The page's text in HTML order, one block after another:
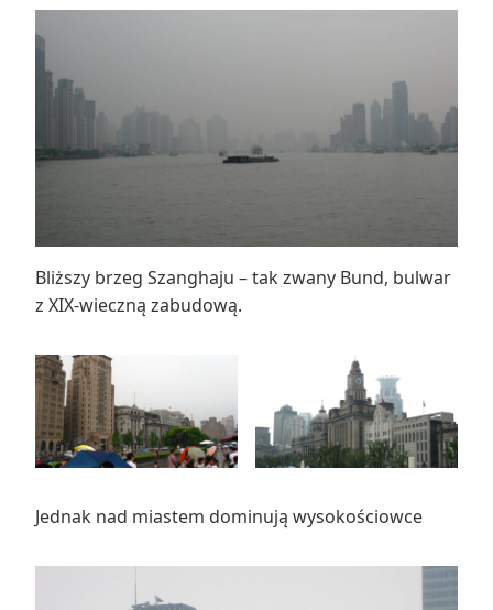
Bliższy brzeg Szanghaju – tak zwany Bund, bulwar
z XIX-wieczną zabudową.
Jednak nad miastem dominują wysokościowce